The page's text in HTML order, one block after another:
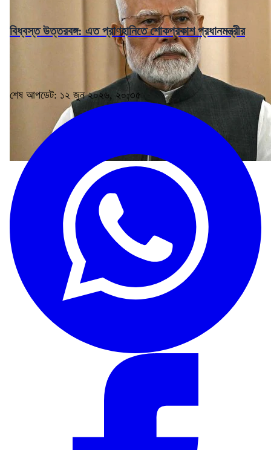
বিধ্বস্ত উত্তরবঙ্গ: এত প্রাণহানিতে শোকপ্রকাশ প্রধানমন্ত্রীর
শেষ আপডেট: ১২ জুন ২০২৬, ২০:৩৫